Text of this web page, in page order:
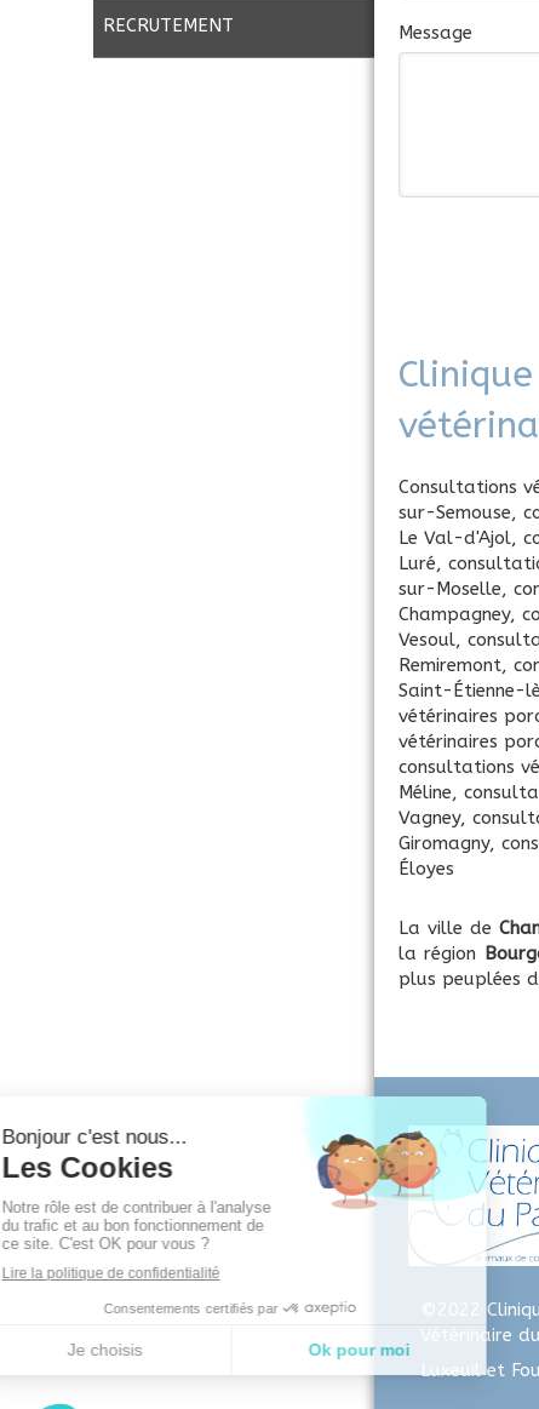
RECRUTEMENT Message
Consultations
sur-Semouse,
Le Val-d'Ajol,
Luré,
sur-Moselle,
Champagney,
Vesoul,
Remiremont,
Saint-Étienne-
vétérinaires
vétérinaires
consultations
Méline,
Vagney,
Giromagny,
Éloyes
La ville de
la région
plus peuplées
©2022
Vétérinaire
Luxeuil et